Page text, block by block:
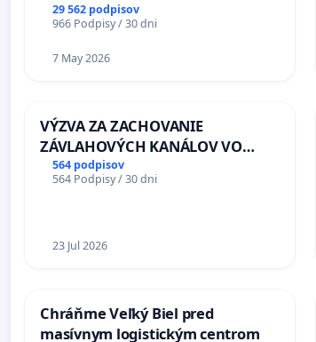
29 562 podpisov
966 Podpisy / 30 dni
7 May 2026
VÝZVA ZA ZACHOVANIE
ZÁVLAHOVÝCH KANÁLOV VO
VÝLUČNOM VLASTNÍCTVE A POD
KONTROLOU SLOVENSKEJ
a odvodňovacích kanálov na
564 podpisov
564 Podpisy / 30 dni
23 Jul 2026
Chráňme Veľký Biel pred
masívnym logistickým centrom